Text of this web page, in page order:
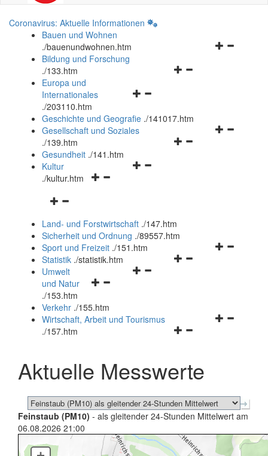
Coronavirus: Aktuelle Informationen
Bauen und Wohnen
./bauenundwohnen.htm
Navigationsmenü
Bildung und Forschung
./133.htm
Navigationsmenü
und
schließen
Europa und
Internationales
./203110.htm
Geschichte und Geografie ./141017.htm
Navigationsmenü
Gesellschaft und Soziales
./139.htm
Navigationsmenü
Gesundheit ./141.htm
Navigationsmenü
Kultur
./kultur.htm
Navigationsmenü
und
schließen
Land- und Forstwirtschaft ./147.htm
Sicherheit und Ordnung ./89557.htm
Navigationsmenü
Sport und Freizeit ./151.htm
Navigationsmenü
Statistik ./statistik.htm
Navigationsmenü
und
schließen
Umwelt
und Natur
./153.htm
Verkehr ./155.htm
Navigationsmenü
schließen
Wirtschaft, Arbeit und Tourismus
./157.htm
Aktuelle Messwerte
Feinstaub (PM10) - als gleitender 24-Stunden Mittelwert am
06.08.2026 21:00